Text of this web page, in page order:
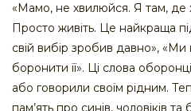
«Мамо, не хвилюйся. Я там, де
Просто живіть. Це найкраща
свій вибір зробив давно», «Ми
боронити її». Ці слова
або говорили своїм рідним.
пам’ять про синів, чоловіків та